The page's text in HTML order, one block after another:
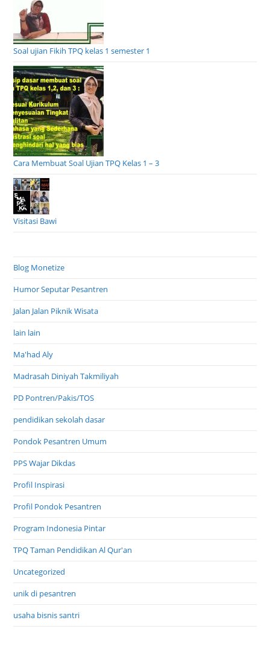
Soal ujian Fikih TPQ kelas 1 semester 1
Cara Membuat Soal Ujian TPQ Kelas 1 – 3
Visitasi Bawi
Blog Monetize
Humor Seputar Pesantren
Jalan Jalan Piknik Wisata
lain lain
Ma'had Aly
Madrasah Diniyah Takmiliyah
PD Pontren/Pakis/TOS
pendidikan sekolah dasar
Pondok Pesantren Umum
PPS Wajar Dikdas
Profil Inspirasi
Profil Pondok Pesantren
Program Indonesia Pintar
TPQ Taman Pendidikan Al Qur'an
Uncategorized
unik di pesantren
usaha bisnis santri